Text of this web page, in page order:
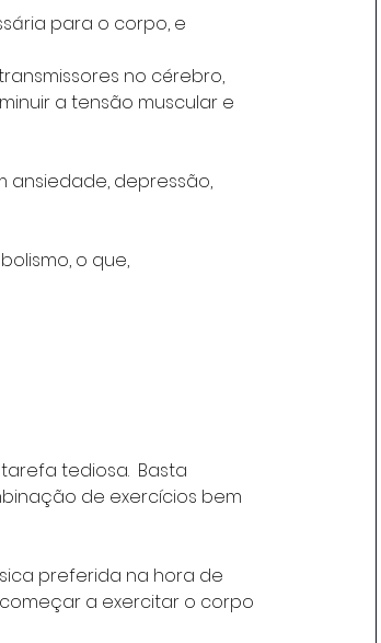
para o corpo, e
no cérebro,
a tensão muscular e
ansiedade, depressão,
o que,
tediosa.  Basta
de exercícios bem
preferida na hora de
a exercitar o corpo